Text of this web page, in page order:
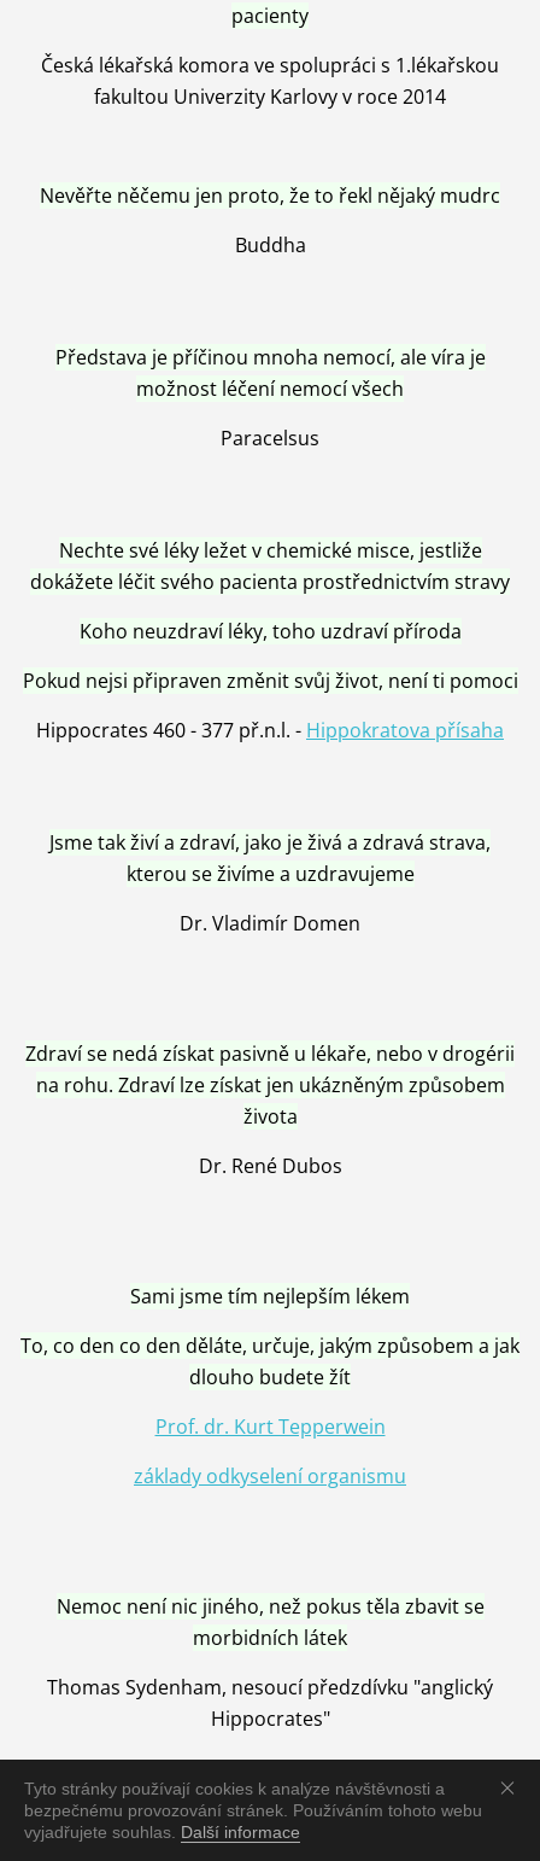
Tyto stránky používají cookies k analýze návštěvnosti a
bezpečnému provozování stránek. Používáním tohoto webu
vyjadřujete souhlas. Další informace
pacienty
Česká lékařská komora ve spolupráci s 1.lékařskou
fakultou Univerzity Karlovy v roce 2014
Nevěřte něčemu jen proto, že to řekl nějaký mudrc
Buddha
Představa je příčinou mnoha nemocí, ale víra je
možnost léčení nemocí všech
Paracelsus
Nechte své léky ležet v chemické misce, jestliže
dokážete léčit svého pacienta prostřednictvím stravy
Koho neuzdraví léky, toho uzdraví příroda
Pokud nejsi připraven změnit svůj život, není ti pomoci
Hippocrates 460 - 377 př.n.l. - Hippokratova přísaha
Jsme tak živí a zdraví, jako je živá a zdravá strava,
kterou se živíme a uzdravujeme
Dr. Vladimír Domen
Zdraví se nedá získat pasivně u lékaře, nebo v drogérii
na rohu. Zdraví lze získat jen ukázněným způsobem
života
Dr. René Dubos
Sami jsme tím nejlepším lékem
To, co den co den děláte, určuje, jakým způsobem a jak
dlouho budete žít
Prof. dr. Kurt Tepperwein
základy odkyselení organismu
Nemoc není nic jiného, než pokus těla zbavit se
morbidních látek
Thomas Sydenham, nesoucí předzdívku "anglický
Hippocrates"
Nemoc je vyléčena jen pomocí Přírody, neutralizací a